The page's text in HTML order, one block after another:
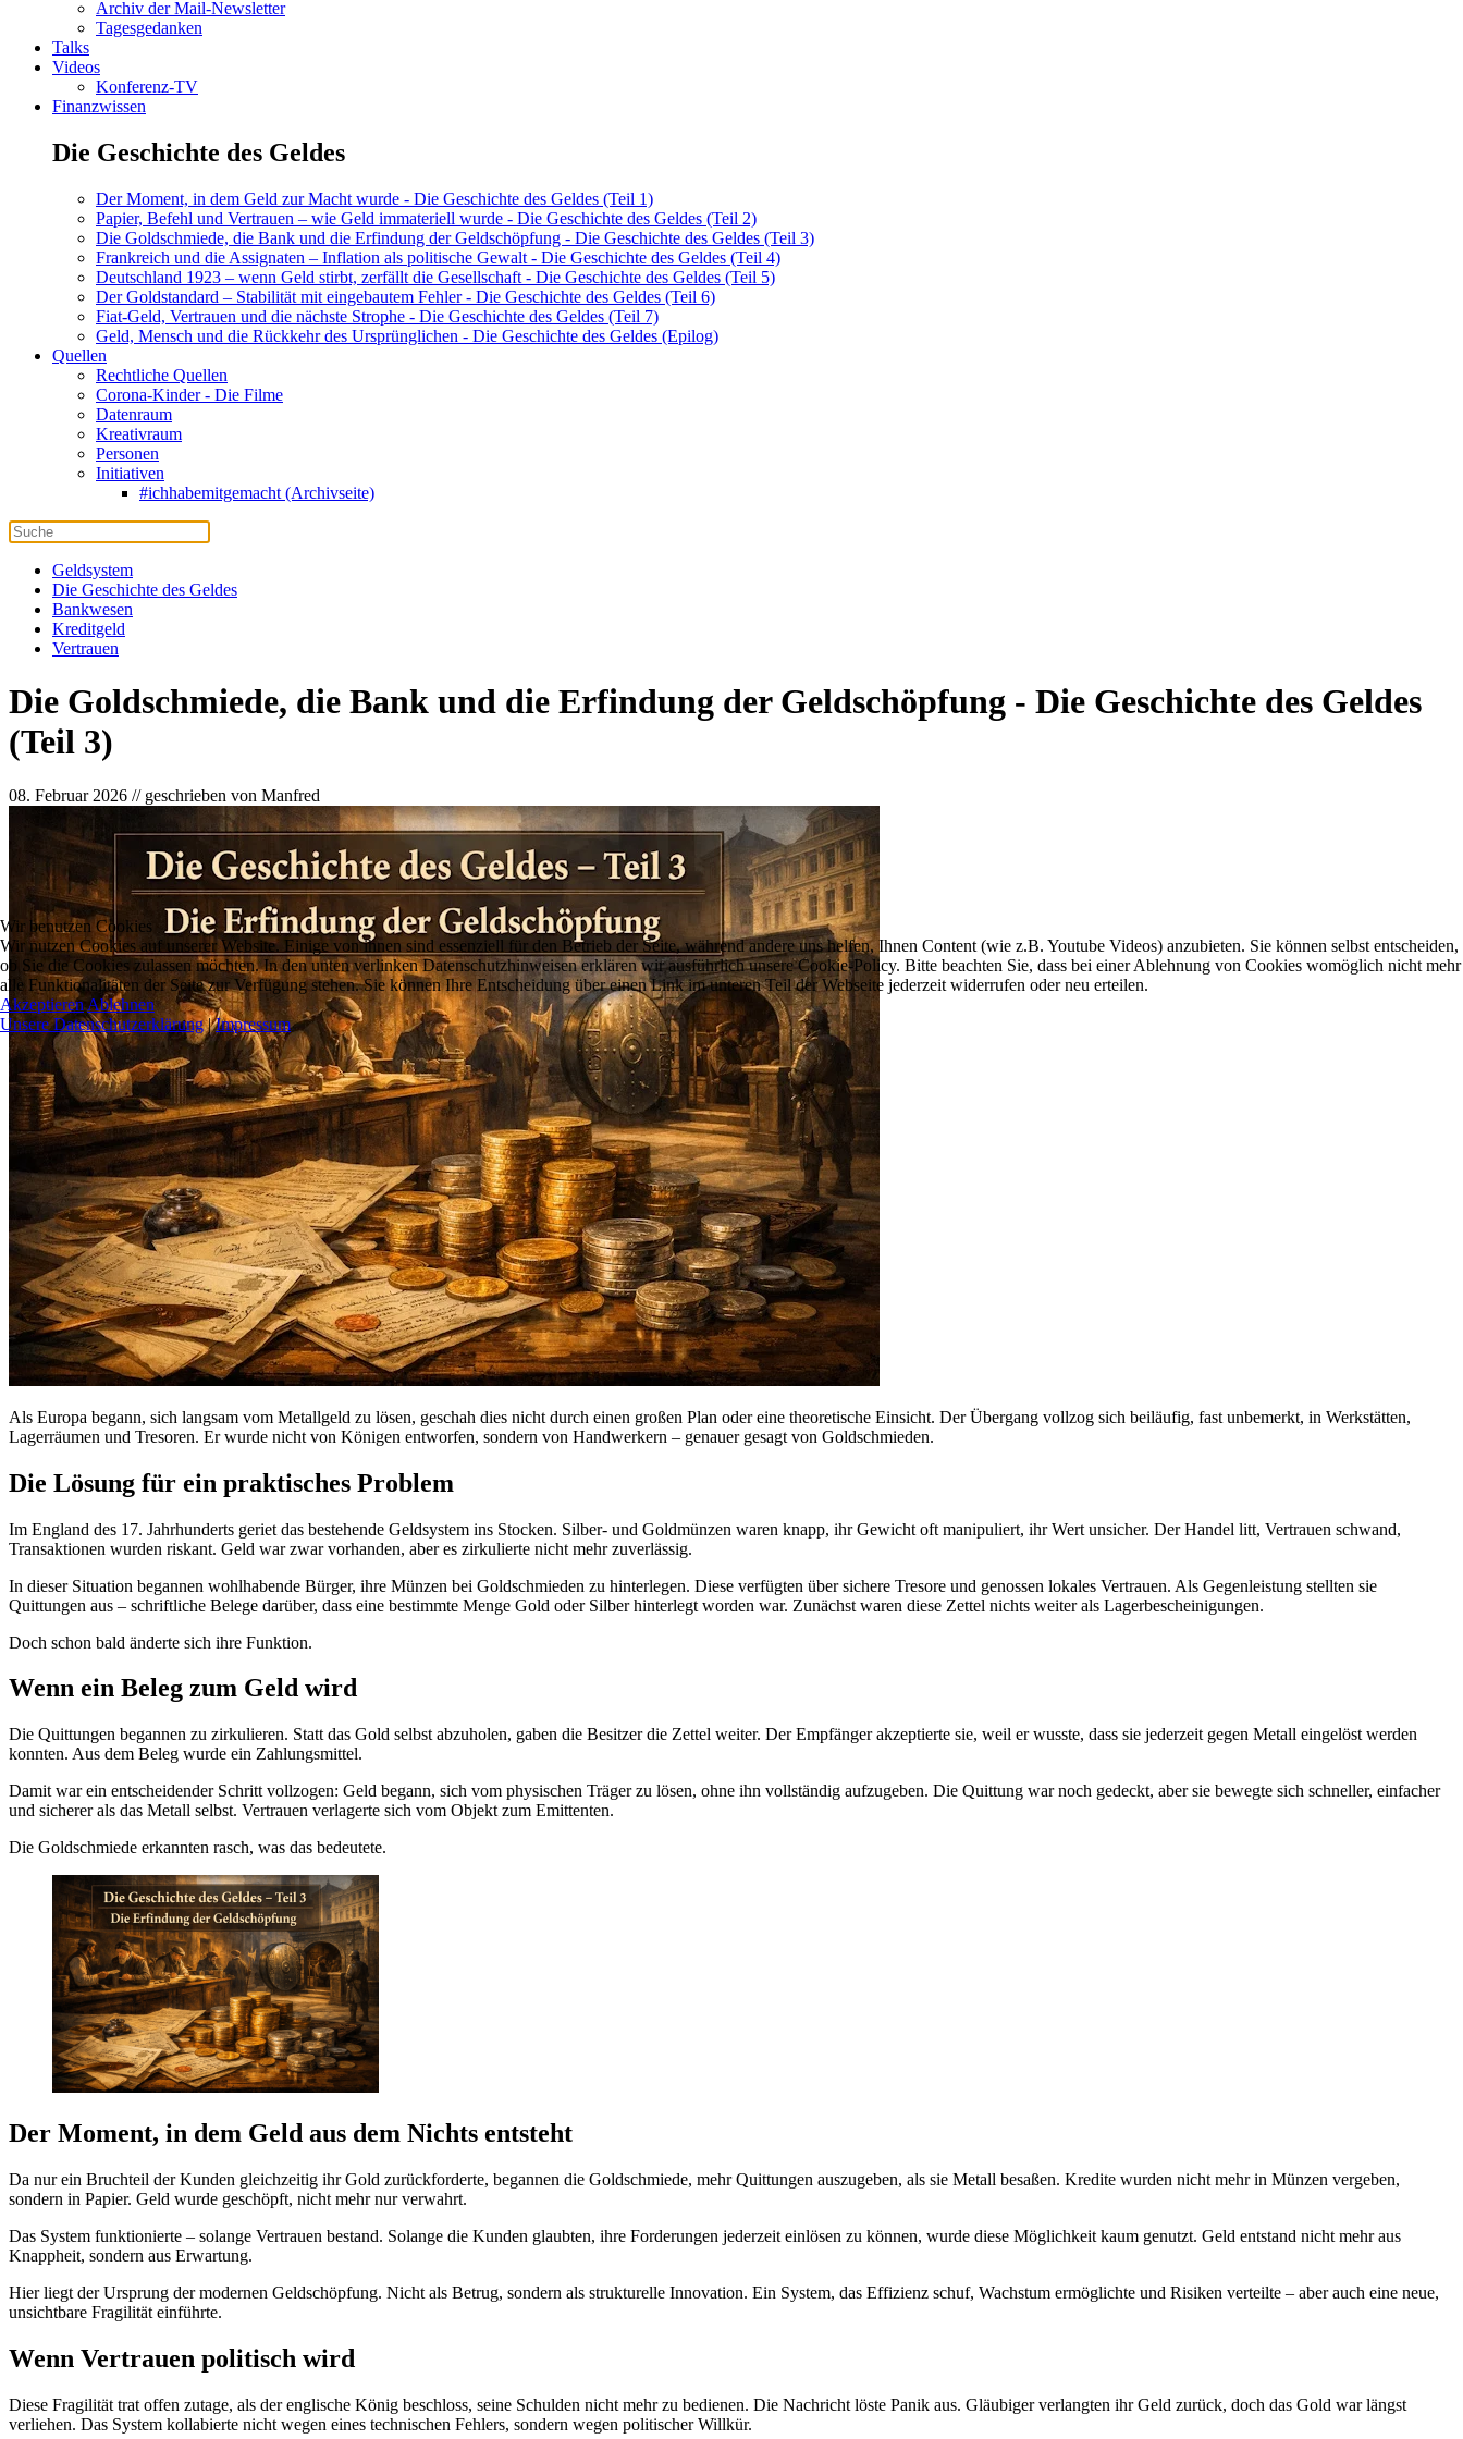
Archiv der Mail-Newsletter
Tagesgedanken
Talks
Videos
Konferenz-TV
Finanzwissen
Die Geschichte des Geldes
Der Moment, in dem Geld zur Macht wurde - Die Geschichte des Geldes (Teil 1)
Papier, Befehl und Vertrauen – wie Geld immateriell wurde - Die Geschichte des Geldes (Teil 2)
Die Goldschmiede, die Bank und die Erfindung der Geldschöpfung - Die Geschichte des Geldes (Teil 3)
Frankreich und die Assignaten – Inflation als politische Gewalt - Die Geschichte des Geldes (Teil 4)
Deutschland 1923 – wenn Geld stirbt, zerfällt die Gesellschaft - Die Geschichte des Geldes (Teil 5)
Der Goldstandard – Stabilität mit eingebautem Fehler - Die Geschichte des Geldes (Teil 6)
Fiat-Geld, Vertrauen und die nächste Strophe - Die Geschichte des Geldes (Teil 7)
Geld, Mensch und die Rückkehr des Ursprünglichen - Die Geschichte des Geldes (Epilog)
Quellen
Rechtliche Quellen
Corona-Kinder - Die Filme
Datenraum
Kreativraum
Personen
Initiativen
#ichhabemitgemacht (Archivseite)
Geldsystem
Die Geschichte des Geldes
Bankwesen
Kreditgeld
Vertrauen
Die Goldschmiede, die Bank und die Erfindung der Geldschöpfung - Die Geschichte des Geldes
(Teil 3)
08. Februar 2026 // geschrieben von Manfred
Als Europa begann, sich langsam vom Metallgeld zu lösen, geschah dies nicht durch einen großen Plan oder eine theoretische Einsicht. Der Übergang vollzog sich beiläufig, fast unbemerkt, in Werkstätten,
Lagerräumen und Tresoren. Er wurde nicht von Königen entworfen, sondern von Handwerkern – genauer gesagt von Goldschmieden.
Die Lösung für ein praktisches Problem
Im England des 17. Jahrhunderts geriet das bestehende Geldsystem ins Stocken. Silber- und Goldmünzen waren knapp, ihr Gewicht oft manipuliert, ihr Wert unsicher. Der Handel litt, Vertrauen schwand,
Transaktionen wurden riskant. Geld war zwar vorhanden, aber es zirkulierte nicht mehr zuverlässig.
In dieser Situation begannen wohlhabende Bürger, ihre Münzen bei Goldschmieden zu hinterlegen. Diese verfügten über sichere Tresore und genossen lokales Vertrauen. Als Gegenleistung stellten sie
Quittungen aus – schriftliche Belege darüber, dass eine bestimmte Menge Gold oder Silber hinterlegt worden war. Zunächst waren diese Zettel nichts weiter als Lagerbescheinigungen.
Doch schon bald änderte sich ihre Funktion.
Wenn ein Beleg zum Geld wird
Die Quittungen begannen zu zirkulieren. Statt das Gold selbst abzuholen, gaben die Besitzer die Zettel weiter. Der Empfänger akzeptierte sie, weil er wusste, dass sie jederzeit gegen Metall eingelöst werden
konnten. Aus dem Beleg wurde ein Zahlungsmittel.
Damit war ein entscheidender Schritt vollzogen: Geld begann, sich vom physischen Träger zu lösen, ohne ihn vollständig aufzugeben. Die Quittung war noch gedeckt, aber sie bewegte sich schneller, einfacher
und sicherer als das Metall selbst. Vertrauen verlagerte sich vom Objekt zum Emittenten.
Die Goldschmiede erkannten rasch, was das bedeutete.
Der Moment, in dem Geld aus dem Nichts entsteht
Da nur ein Bruchteil der Kunden gleichzeitig ihr Gold zurückforderte, begannen die Goldschmiede, mehr Quittungen auszugeben, als sie Metall besaßen. Kredite wurden nicht mehr in Münzen vergeben,
sondern in Papier. Geld wurde geschöpft, nicht mehr nur verwahrt.
Das System funktionierte – solange Vertrauen bestand. Solange die Kunden glaubten, ihre Forderungen jederzeit einlösen zu können, wurde diese Möglichkeit kaum genutzt. Geld entstand nicht mehr aus
Knappheit, sondern aus Erwartung.
Hier liegt der Ursprung der modernen Geldschöpfung. Nicht als Betrug, sondern als strukturelle Innovation. Ein System, das Effizienz schuf, Wachstum ermöglichte und Risiken verteilte – aber auch eine neue,
unsichtbare Fragilität einführte.
Wenn Vertrauen politisch wird
Diese Fragilität trat offen zutage, als der englische König beschloss, seine Schulden nicht mehr zu bedienen. Die Nachricht löste Panik aus. Gläubiger verlangten ihr Geld zurück, doch das Gold war längst
verliehen. Das System kollabierte nicht wegen eines technischen Fehlers, sondern wegen politischer Willkür.
Wir benutzen Cookies
Wir nutzen Cookies auf unserer Website. Einige von ihnen sind essenziell für den Betrieb der Seite, während andere uns helfen, Ihnen Content (wie z.B. Youtube Videos) anzubieten. Sie können selbst entscheiden,
ob Sie die Cookies zulassen möchten. In den unten verlinken Datenschutzhinweisen erklären wir ausführlich unsere Cookie-Policy. Bitte beachten Sie, dass bei einer Ablehnung von Cookies womöglich nicht mehr
alle Funktionalitäten der Seite zur Verfügung stehen. Sie können Ihre Entscheidung über einen Link im unteren Teil der Webseite jederzeit widerrufen oder neu erteilen.
Akzeptieren Ablehnen
Unsere Datenschutzerklärung|Impressum